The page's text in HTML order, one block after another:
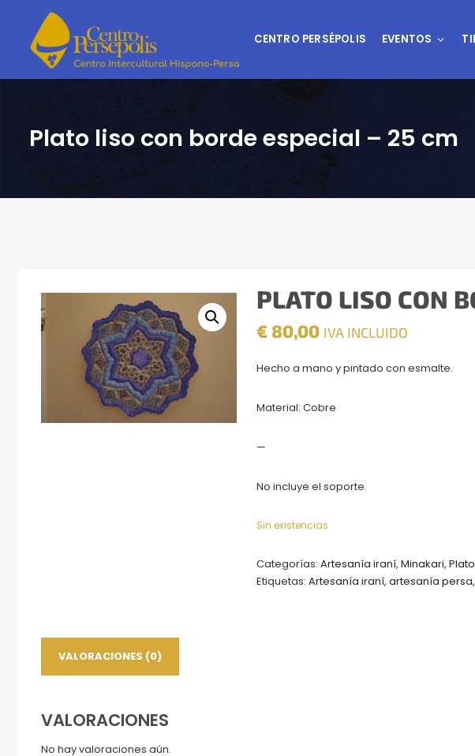
CENTRO PERSÉPOLIS EVENTOS
Plato liso con borde especial – 25 cm
PLATO LISO CON
€80,00 IVA INCLUIDO
Hecho a mano y pintado con esmalte.
Material: Cobre
—
No incluye el soporte.
Sin existencias
Categorías: Artesanía iraní, Minakari,
Etiquetas: Artesanía iraní, artesanía persa,
VALORACIONES (0)
VALORACIONES
No hay valoraciones aún.